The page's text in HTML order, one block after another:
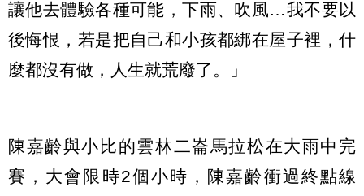
讓他去體驗各種可能，下雨、吹風…我不要以
後悔恨，若是把自己和小孩都綁在屋子裡，什
麼都沒有做，人生就荒廢了。」
陳嘉齡與小比的雲林二崙馬拉松在大雨中完
賽，大會限時2個小時，陳嘉齡衝過終點線